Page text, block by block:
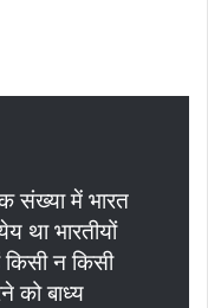
संख्या में भारत
था भारतीयों
न किसी
को बाध्य